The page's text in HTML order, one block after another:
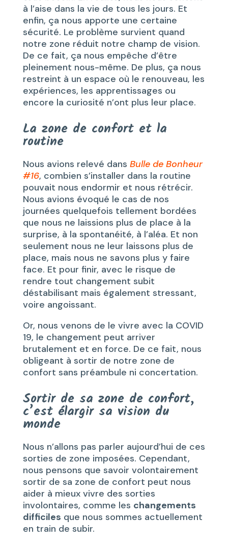
à l’aise dans la vie de tous les jours. Et
enfin, ça nous apporte une certaine
sécurité. Le problème survient quand
notre zone réduit notre champ de vision.
De ce fait, ça nous empêche d’être
pleinement nous-même. De plus, ça nous
restreint à un espace où le renouveau, les
expériences, les apprentissages ou
encore la curiosité n’ont plus leur place.
La zone de confort et la
routine
Nous avions relevé dans Bulle de Bonheur
#16, combien s’installer dans la routine
pouvait nous endormir et nous rétrécir.
Nous avions évoqué le cas de nos
journées quelquefois tellement bordées
que nous ne laissions plus de place à la
surprise, à la spontanéité, à l’aléa. Et non
seulement nous ne leur laissons plus de
place, mais nous ne savons plus y faire
face. Et pour finir, avec le risque de
rendre tout changement subit
déstabilisant mais également stressant,
voire angoissant.
Or, nous venons de le vivre avec la COVID
19, le changement peut arriver
brutalement et en force. De ce fait, nous
obligeant à sortir de notre zone de
confort sans préambule ni concertation.
Sortir de sa zone de confort,
c’est élargir sa vision du
monde
Nous n’allons pas parler aujourd’hui de ces
sorties de zone imposées. Cependant,
nous pensons que savoir volontairement
sortir de sa zone de confort peut nous
aider à mieux vivre des sorties
involontaires, comme les changements
difficiles que nous sommes actuellement
en train de subir.